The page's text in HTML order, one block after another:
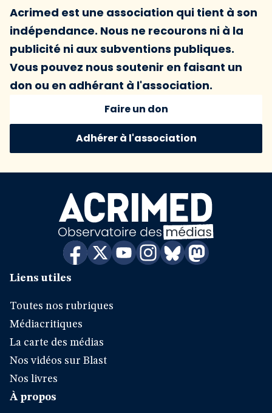
Acrimed est une association qui tient à son
indépendance. Nous ne recourons ni à la
publicité ni aux subventions publiques.
Vous pouvez nous soutenir en faisant un
don ou en adhérant à l'association.
Faire un don
Adhérer à l'association
Liens utiles
Toutes nos rubriques
Médiacritiques
La carte des médias
Nos vidéos sur Blast
Nos livres
À propos